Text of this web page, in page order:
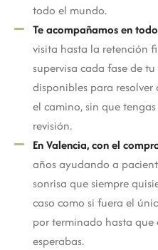
todo el mundo.
Te acompañamos en
visita hasta la retención
supervisa cada fase de
disponibles para
el camino, sin que
revisión.
En Valencia, con el
años ayudando a
sonrisa que siempre
caso como si fuera el
por terminado hasta que
esperabas.